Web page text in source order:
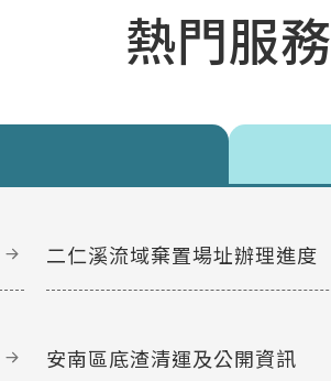
熱門服務
二仁溪流域棄置場址辦理進度
安南區底渣清運及公開資訊